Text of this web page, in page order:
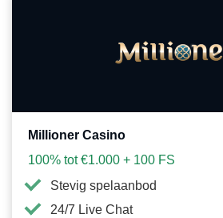
Millioner Casino
100% tot €1.000 + 100 FS
Stevig spelaanbod
24/7 Live Chat